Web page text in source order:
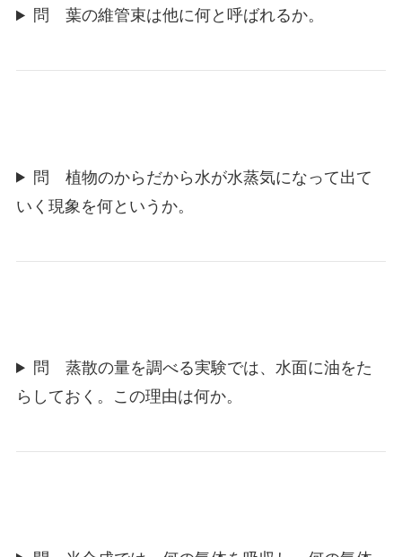
問 葉の維管束は他に何と呼ばれるか。
問 植物のからだから水が水蒸気になって出て
いく現象を何というか。
問 蒸散の量を調べる実験では、水面に油をた
らしておく。この理由は何か。